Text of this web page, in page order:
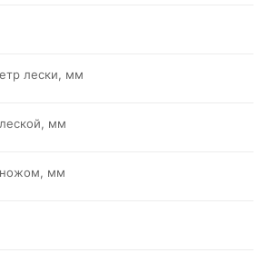
лески, мм
мм
ножом, мм